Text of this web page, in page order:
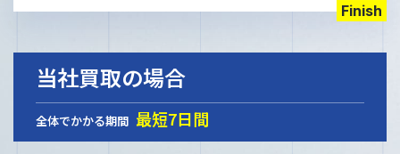
Finish
当社買取の場合
全体でかかる期間 最短7日間